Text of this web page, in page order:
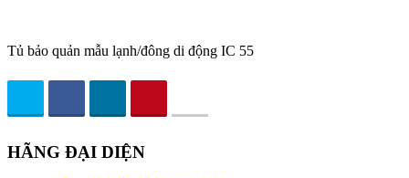
Tủ bảo quản mẫu lạnh/đông di động IC 55
HÃNG ĐẠI DIỆN